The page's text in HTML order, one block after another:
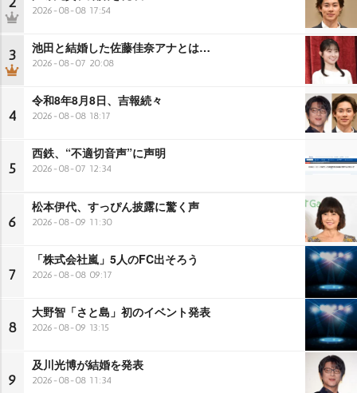
2026-08-08 17:54
3 池田と結婚した佐藤佳奈アナとは…
2026-08-07 20:08
4
令和8年8月8日、吉報続々
2026-08-08 18:17
5
西鉄、“不適切音声”に声明
2026-08-07 12:34
6
松本伊代、すっぴん披露に驚く声
2026-08-09 11:30
7
「株式会社嵐」5人のFC出そろう
2026-08-08 09:17
8
大野智「さと島」初のイベント発表
2026-08-09 13:15
9
及川光博が結婚を発表
2026-08-08 11:34